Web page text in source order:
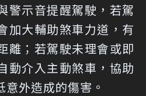
警示音提醒駕駛，若駕
加大輔助煞車力道，有
離；若駕駛未理會或即
動介入主動煞車，協助
外造成的傷害。